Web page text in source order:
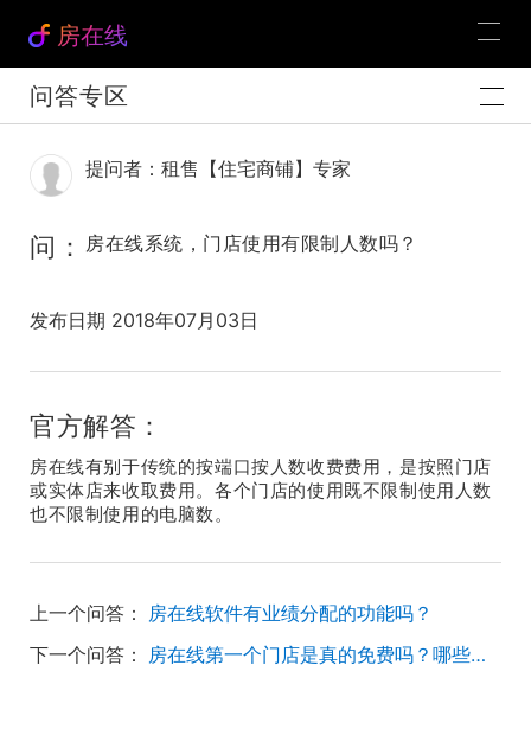
房在线
问答专区
提问者：租售【住宅商铺】专家
问： 房在线系统，门店使用有限制人数吗？
发布日期 2018年07月03日
官方解答：
房在线有别于传统的按端口按人数收费费用，是按照门店
或实体店来收取费用。各个门店的使用既不限制使用人数
也不限制使用的电脑数。
上一个问答： 房在线软件有业绩分配的功能吗？
下一个问答：
房在线第一个门店是真的免费吗？哪些功能是收费的